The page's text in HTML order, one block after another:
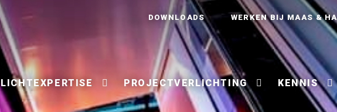
DOWNLOADS WERKEN BIJ MAAS &
LICHTEXPERTISE PROJECTVERLICHTING KENNIS